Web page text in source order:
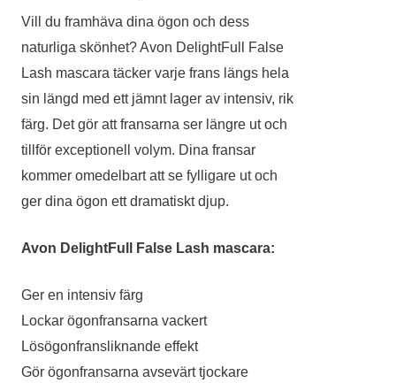
Vill du framhäva dina ögon och dess
naturliga skönhet? Avon DelightFull False
Lash mascara täcker varje frans längs hela
sin längd med ett jämnt lager av intensiv, rik
färg. Det gör att fransarna ser längre ut och
tillför exceptionell volym. Dina fransar
kommer omedelbart att se fylligare ut och
ger dina ögon ett dramatiskt djup.
Avon DelightFull False Lash mascara:
Ger en intensiv färg
Lockar ögonfransarna vackert
Lösögonfransliknande effekt
Gör ögonfransarna avsevärt tjockare